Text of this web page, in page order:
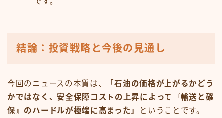
結論：投資戦略と今後の見通し
今回のニュースの本質は、
「石油の価格が上がるかどう
かではなく、安全保障コストの上昇によって『輸送と確
保』のハードルが極端に高まった」
ということです。